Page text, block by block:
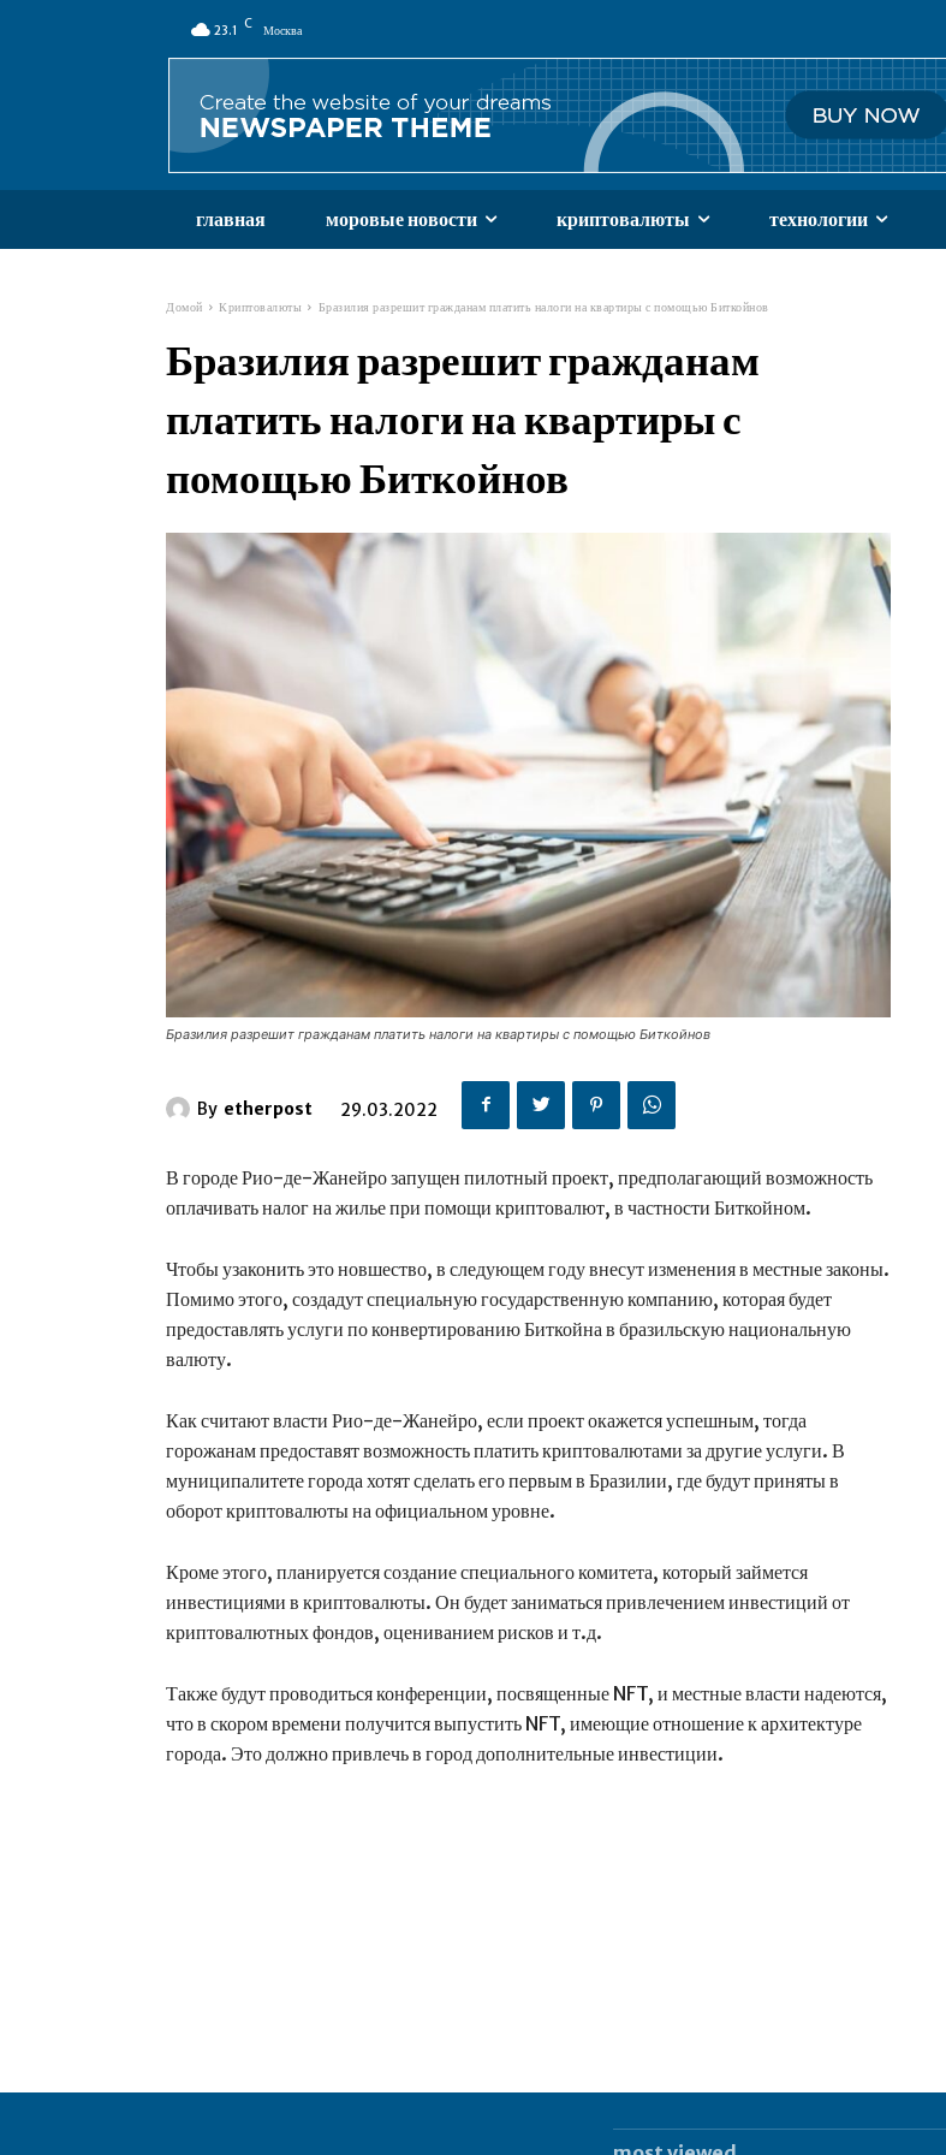
23.1 C Москва
главная моровые новости криптовалюты технологии
Домой Криптовалюты Бразилия разрешит гражданам платить налоги на квартиры с помощью Биткойнов
Бразилия разрешит гражданам
платить налоги на квартиры с
помощью Биткойнов
Бразилия разрешит гражданам платить налоги на квартиры с помощью Биткойнов
By etherpost 29.03.2022
В городе Рио-де-Жанейро запущен пилотный проект, предполагающий возможность
оплачивать налог на жилье при помощи криптовалют, в частности Биткойном.
Чтобы узаконить это новшество, в следующем году внесут изменения в местные законы.
Помимо этого, создадут специальную государственную компанию, которая будет
предоставлять услуги по конвертированию Биткойна в бразильскую национальную
валюту.
Как считают власти Рио-де-Жанейро, если проект окажется успешным, тогда
горожанам предоставят возможность платить криптовалютами за другие услуги. В
муниципалитете города хотят сделать его первым в Бразилии, где будут приняты в
оборот криптовалюты на официальном уровне.
Кроме этого, планируется создание специального комитета, который займется
инвестициями в криптовалюты. Он будет заниматься привлечением инвестиций от
криптовалютных фондов, оцениванием рисков и т.д.
Также будут проводиться конференции, посвященные NFT, и местные власти надеются,
что в скором времени получится выпустить NFT, имеющие отношение к архитектуре
города. Это должно привлечь в город дополнительные инвестиции.